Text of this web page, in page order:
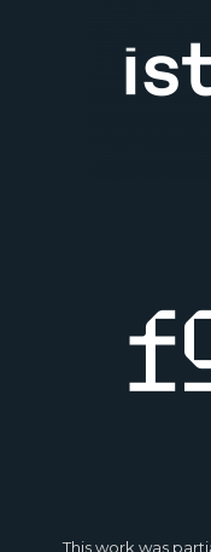
This work was